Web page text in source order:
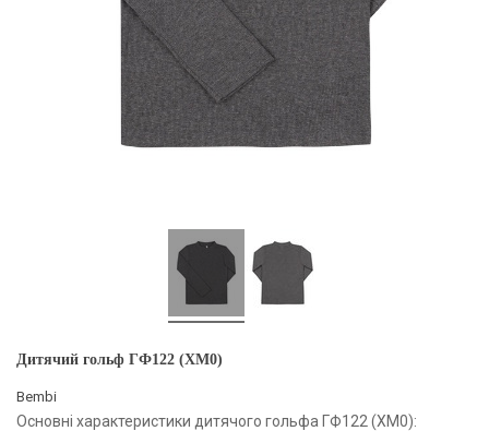
Дитячий гольф ГФ122 (XM0)
Bembi
Основні характеристики дитячого гольфа ГФ122 (XM0):